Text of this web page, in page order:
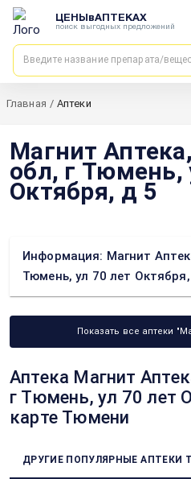
ЦЕНЫвАПТЕКАХ
поиск выгодных предложений
Главная / Аптеки
Магнит
обл, г Тюмень,
Октября, д 5
Информация: Магнит
Тюмень, ул 70 лет
Показать все аптеки
Аптека Магнит
г Тюмень, ул 70 лет
карте Тюмени
ДРУГИЕ ПОПУЛЯРНЫЕ АПТЕКИ